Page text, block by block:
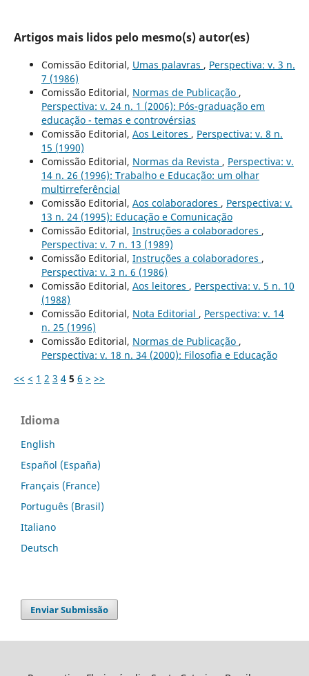
Artigos mais lidos pelo mesmo(s) autor(es)
Comissão Editorial, Umas palavras , Perspectiva: v. 3 n.
7 (1986)
Comissão Editorial, Normas de Publicação ,
Perspectiva: v. 24 n. 1 (2006): Pós-graduação em
educação - temas e controvérsias
Comissão Editorial, Aos Leitores , Perspectiva: v. 8 n.
15 (1990)
Comissão Editorial, Normas da Revista , Perspectiva: v.
14 n. 26 (1996): Trabalho e Educação: um olhar
multirreferêncial
Comissão Editorial, Aos colaboradores , Perspectiva: v.
13 n. 24 (1995): Educação e Comunicação
Comissão Editorial, Instruções a colaboradores ,
Perspectiva: v. 7 n. 13 (1989)
Comissão Editorial, Instruções a colaboradores ,
Perspectiva: v. 3 n. 6 (1986)
Comissão Editorial, Aos leitores , Perspectiva: v. 5 n. 10
(1988)
Comissão Editorial, Nota Editorial , Perspectiva: v. 14
n. 25 (1996)
Comissão Editorial, Normas de Publicação ,
Perspectiva: v. 18 n. 34 (2000): Filosofia e Educação
<< < 1 2 3 4 5 6 > >>
Idioma
English
Español (España)
Français (France)
Português (Brasil)
Italiano
Deutsch
Enviar Submissão